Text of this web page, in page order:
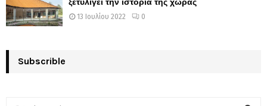
ξετυλίγει την ιστορία της χώρας
13 Ιουλίου 2022 0
Subscrible